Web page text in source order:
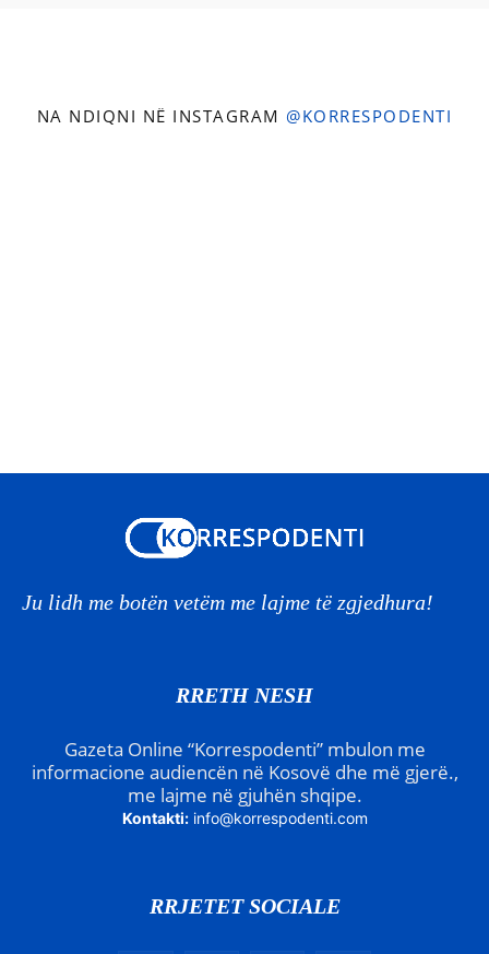
NA NDIQNI NË INSTAGRAM @KORRESPODENTI
Ju lidh me botën vetëm me lajme të zgjedhura!
RRETH NESH
Gazeta Online “Korrespodenti” mbulon me
informacione audiencën në Kosovë dhe më gjerë.,
me lajme në gjuhën shqipe.
Kontakti: info@korrespodenti.com
RRJETET SOCIALE